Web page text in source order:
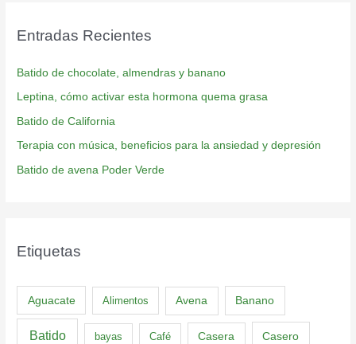
Entradas Recientes
Batido de chocolate, almendras y banano
Leptina, cómo activar esta hormona quema grasa
Batido de California
Terapia con música, beneficios para la ansiedad y depresión
Batido de avena Poder Verde
Etiquetas
Aguacate Alimentos Avena Banano
Batido bayas Café Casera Casero